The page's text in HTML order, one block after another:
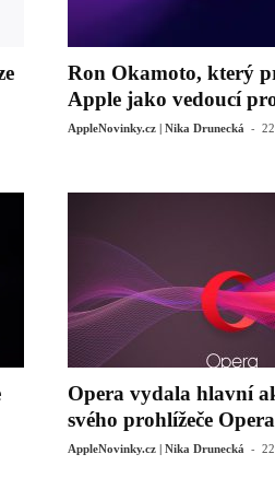
Ron Okamoto, který
Apple jako vedoucí
AppleNovinky.cz | Nika Drunecká -
Opera vydala hlavní
svého prohlížeče
AppleNovinky.cz | Nika Drunecká -